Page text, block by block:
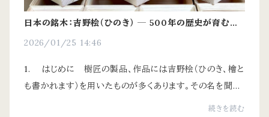
日本の銘木：吉野桧（ひのき） ─ 500年の歴史が育む物
2026/01/25 14:46
1. はじめに 樹匠の製品、作品には吉野桧（ひのき、檜と
も書かれます）を用いたものが多くあります。その名を聞い
て、「高級木材」「高い芳香と美しい木目」というイメージを
続きを読む